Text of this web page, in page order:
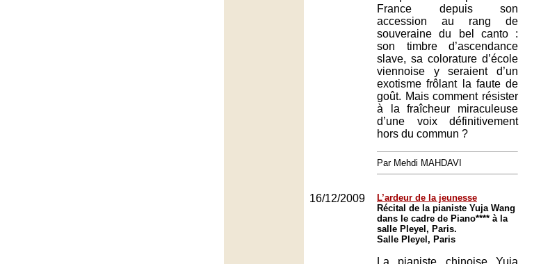
France depuis son
accession au rang de
souveraine du bel canto :
son timbre d’ascendance
slave, sa colorature d’école
viennoise y seraient d’un
exotisme frôlant la faute de
goût. Mais comment résister
à la fraîcheur miraculeuse
d’une voix définitivement
hors du commun ?
Par Mehdi MAHDAVI
16/12/2009
L’ardeur de la jeunesse
Récital de la pianiste Yuja Wang
dans le cadre de Piano**** à la
salle Pleyel, Paris.
Salle Pleyel, Paris
La pianiste chinoise Yuja